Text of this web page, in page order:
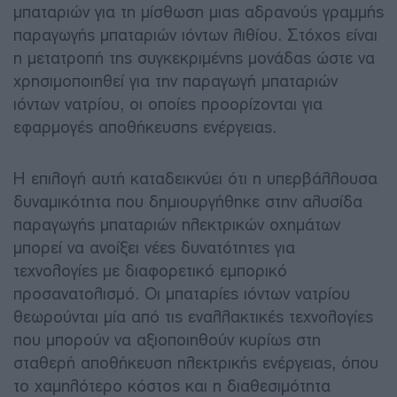
μπαταριών για τη μίσθωση μιας αδρανούς γραμμής
παραγωγής μπαταριών ιόντων λιθίου. Στόχος είναι
η μετατροπή της συγκεκριμένης μονάδας ώστε να
χρησιμοποιηθεί για την παραγωγή μπαταριών
ιόντων νατρίου, οι οποίες προορίζονται για
εφαρμογές αποθήκευσης ενέργειας.
Η επιλογή αυτή καταδεικνύει ότι η υπερβάλλουσα
δυναμικότητα που δημιουργήθηκε στην αλυσίδα
παραγωγής μπαταριών ηλεκτρικών οχημάτων
μπορεί να ανοίξει νέες δυνατότητες για
τεχνολογίες με διαφορετικό εμπορικό
προσανατολισμό. Οι μπαταρίες ιόντων νατρίου
θεωρούνται μία από τις εναλλακτικές τεχνολογίες
που μπορούν να αξιοποιηθούν κυρίως στη
σταθερή αποθήκευση ηλεκτρικής ενέργειας, όπου
το χαμηλότερο κόστος και η διαθεσιμότητα